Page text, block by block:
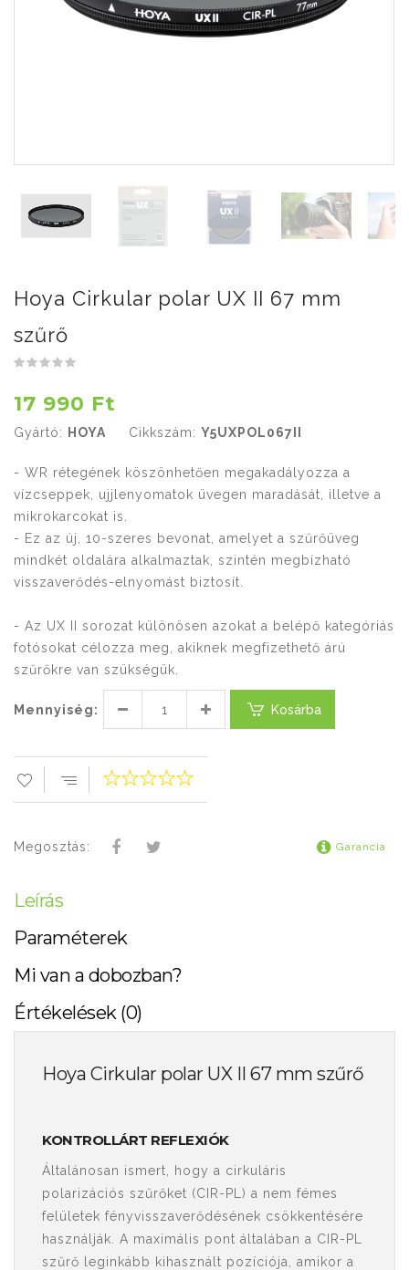
Hoya Cirkular polar UX II 67 mm
szűrő
17 990 Ft
Gyártó: HOYA Cikkszám: Y5UXPOL067II
- WR rétegének köszönhetően megakadályozza a
vízcseppek, ujjlenyomatok üvegen maradását, illetve a
mikrokarcokat is.
- Ez az új, 10-szeres bevonat, amelyet a szűrőüveg
mindkét oldalára alkalmaztak, szintén megbízható
visszaverődés-elnyomást biztosít.
- Az UX II sorozat különösen azokat a belépő kategóriás
fotósokat célozza meg, akiknek megfizethető árú
szűrőkre van szükségük.
Mennyiség: Kosárba
Megosztás: Garancia
Leírás
Paraméterek
Mi van a dobozban?
Értékelések (0)
Hoya Cirkular polar UX II 67 mm szűrő
KONTROLLÁRT REFLEXIÓK
Általánosan ismert, hogy a cirkuláris
polarizációs szűrőket (CIR-PL) a nem fémes
felületek fényvisszaverődésének csökkentésére
használják. A maximális pont általában a CIR-PL
szűrő leginkább kihasznált pozíciója, amikor a